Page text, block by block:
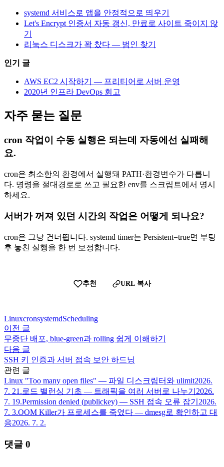
systemd 서비스로 앱을 안정적으로 띄우기
Let's Encrypt 인증서 자동 갱신, 만료로 사이트 죽이지 않
기
리눅스 디스크가 꽉 찼다 — 범인 찾기
인기 글
AWS EC2 시작하기 — 프리티어로 서버 운영
2020년 인프라 DevOps 회고
자주 묻는 질문
cron 작업이 수동 실행은 되는데 자동에선 실패해
요.
cron은 최소한의 환경에서 실행돼 PATH·환경변수가 다릅니
다. 명령을 절대경로로 쓰고 필요한 env를 스크립트에서 명시
하세요.
서버가 꺼져 있던 시간의 작업은 어떻게 되나요?
cron은 그냥 건너뜁니다. systemd timer는 Persistent=true면 부팅
후 놓친 실행을 한 번 보정합니다.
추천 URL 복사
LinuxcronsystemdScheduling
이전 글
무중단 배포, blue-green과 rolling 쉽게 이해하기
다음 글
SSH 키 인증과 서버 접속 보안 하드닝
관련 글
Linux "Too many open files" — 파일 디스크립터와 ulimit2026.
7. 21.로드 밸런싱 기초 — 트래픽을 여러 서버로 나누기 2026.
7. 19.Permission denied (publickey) — SSH 접속 오류 잡기 2026.
7. 3.OOM Killer가 프로세스를 죽였다 — dmesg로 확인하고 대
응2026. 7. 2.
댓글 0